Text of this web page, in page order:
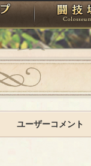
ショップ
ユーザーコメント